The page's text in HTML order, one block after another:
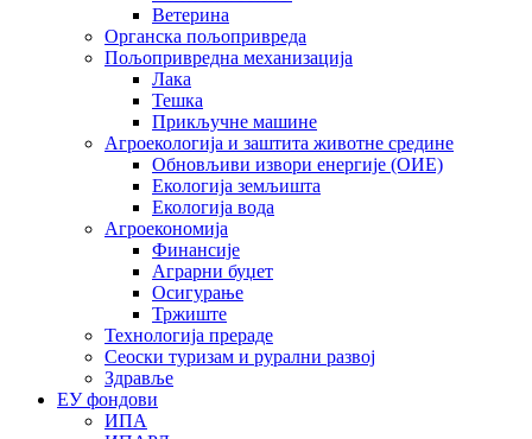
Ветерина
Органска пољопривреда
Пољопривредна механизација
Лака
Тешка
Прикључне машине
Агроекологија и заштита животне средине
Обновљиви извори енергије (ОИЕ)
Екологија земљишта
Екологија вода
Агроекономија
Финансије
Аграрни буџет
Осигурање
Тржиште
Технологија прераде
Сеоски туризам и рурални развој
Здравље
ЕУ фондови
ИПА